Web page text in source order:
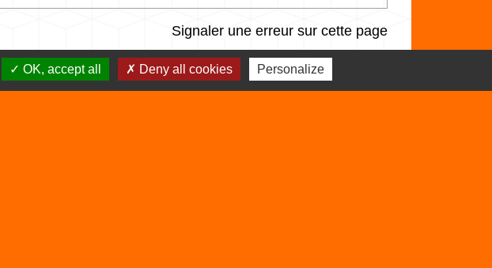
Signaler une erreur sur cette page
OK, accept all Deny all cookies Personalize